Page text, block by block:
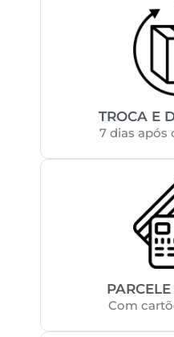
TROCA E
7 dias após
Com